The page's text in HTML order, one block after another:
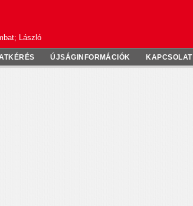
László
ÚJSÁGINFORMÁCIÓK KAPCSOLAT